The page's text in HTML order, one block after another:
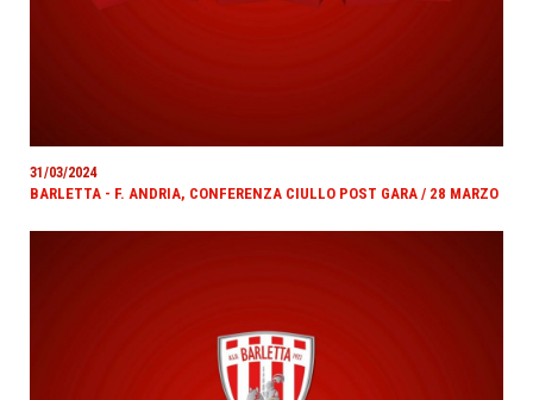
31/03/2024
BARLETTA - F. ANDRIA, CONFERENZA CIULLO POST GARA / 28 MARZO